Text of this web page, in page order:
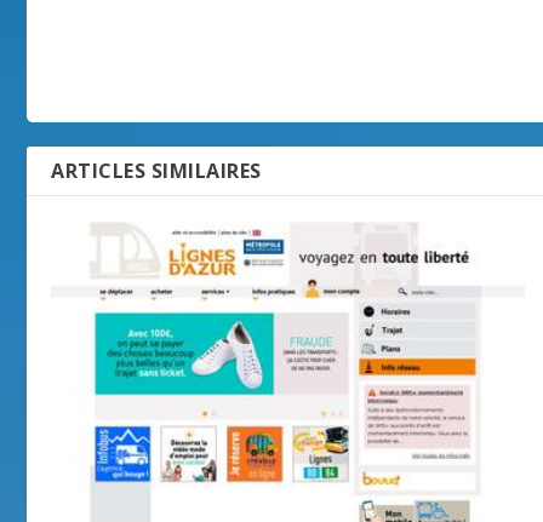
ARTICLES SIMILAIRES